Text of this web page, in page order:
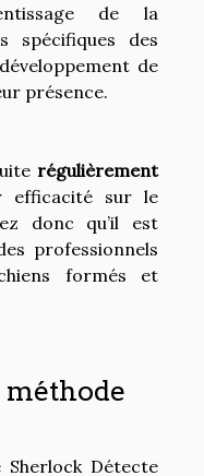
de la
spécifiques des
de
présence.
régulièrement
efficacité sur le
donc qu’il est
professionnels
formés et
Détecte